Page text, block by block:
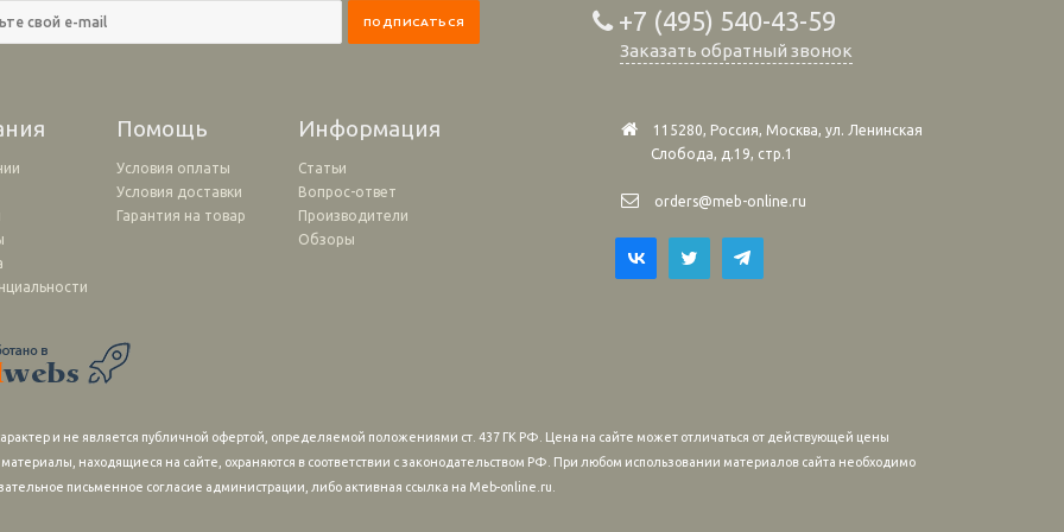
+7 (495) 540-43-59
Заказать обратный звонок
Помощь Информация
Условия оплаты
Условия доставки
Гарантия на товар
Статьи
Вопрос-ответ
Производители
Обзоры
115280, Россия, Москва, ул. Ленинская
Слобода, д.19, стр.1
orders@meb-online.ru
и не является публичной офертой, определяемой положениями ст. 437 ГК РФ. Цена на сайте может отличаться от действующей цены
находящиеся на сайте, охраняются в соответствии с законодательством РФ. При любом использовании материалов сайта необходимо
письменное согласие администрации, либо активная ссылка на Meb-online.ru.